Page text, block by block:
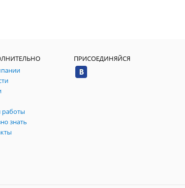
знать
ПРИСОЕДИНЯЙСЯ